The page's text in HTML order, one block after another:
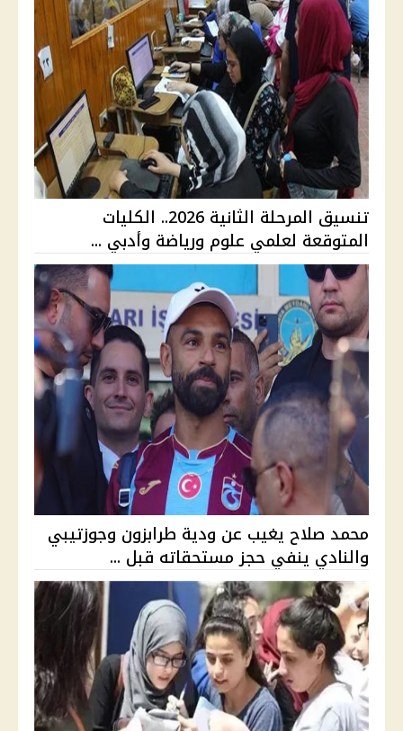
تنسيق المرحلة الثانية 2026.. الكليات
المتوقعة لعلمي علوم ورياضة وأدبي ...
محمد صلاح يغيب عن ودية طرابزون وجوزتيبي
والنادي ينفي حجز مستحقاته قبل ...